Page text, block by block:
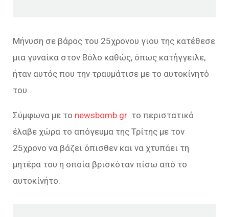
Μήνυση σε βάρος του 25χρονου γιου της κατέθεσε
μια γυναίκα στον Βόλο καθώς, όπως κατήγγειλε,
ήταν αυτός που την τραυμάτισε με το αυτοκίνητό
του.
Σύμφωνα με το newsbomb.gr το περιστατικό
έλαβε χώρα το απόγευμα της Τρίτης με τον
25χρονο να βάζει όπισθεν και να χτυπάει τη
μητέρα του η οποία βρισκόταν πίσω από το
αυτοκίνήτο.